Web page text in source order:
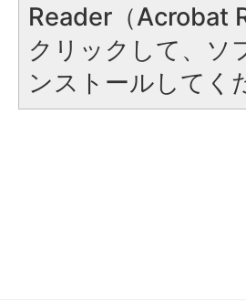
Reader（Acrobat
クリックして、ソ
ンストールしてく